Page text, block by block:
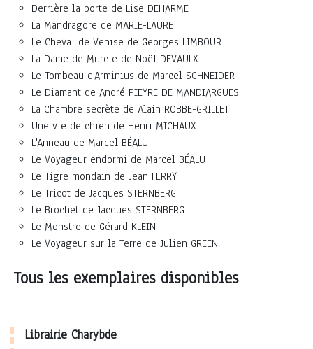
Derrière la porte de Lise DEHARME
La Mandragore de MARIE-LAURE
Le Cheval de Venise de Georges LIMBOUR
La Dame de Murcie de Noël DEVAULX
Le Tombeau d'Arminius de Marcel SCHNEIDER
Le Diamant de André PIEYRE DE MANDIARGUES
La Chambre secrète de Alain ROBBE-GRILLET
Une vie de chien de Henri MICHAUX
L'Anneau de Marcel BÉALU
Le Voyageur endormi de Marcel BÉALU
Le Tigre mondain de Jean FERRY
Le Tricot de Jacques STERNBERG
Le Brochet de Jacques STERNBERG
Le Monstre de Gérard KLEIN
Le Voyageur sur la Terre de Julien GREEN
Tous les exemplaires disponibles
Librairie Charybde